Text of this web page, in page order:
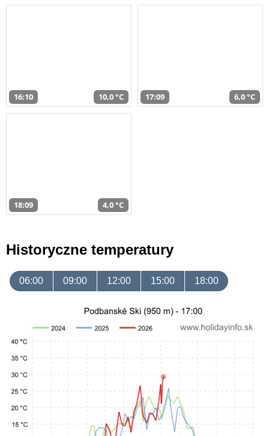
16:10 10,0 °C 17:09 6,0 °C
18:09 4,0 °C
Historyczne temperatury
06:00 09:00 12:00 15:00 18:00